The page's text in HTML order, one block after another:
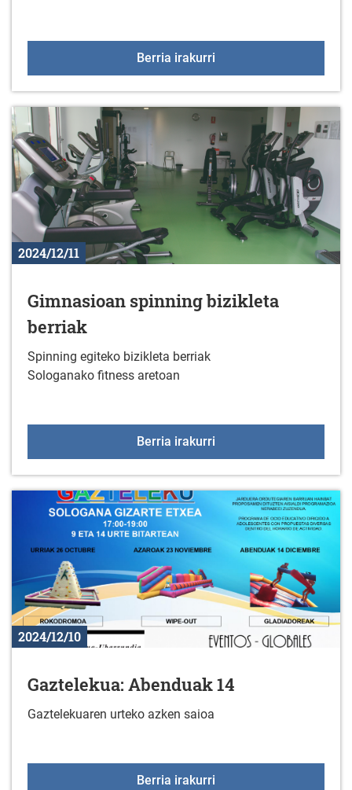
Berria irakurri
2024/12/11
Gimnasioan spinning bizikleta
berriak
Spinning egiteko bizikleta berriak
Sologanako fitness aretoan
Berria irakurri
2024/12/10
Gaztelekua: Abenduak 14
Gaztelekuaren urteko azken saioa
Berria irakurri